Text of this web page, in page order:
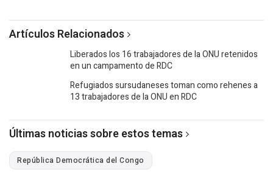
Artículos Relacionados
Liberados los 16 trabajadores de la ONU retenidos
en un campamento de RDC
Refugiados sursudaneses toman como rehenes a
13 trabajadores de la ONU en RDC
Últimas noticias sobre estos temas
República Democrática del Congo